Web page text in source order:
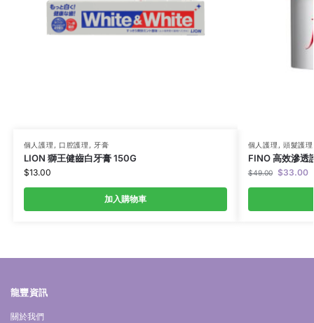
個人護理 , 口腔護理 , 牙膏
LION 獅王健齒白牙膏 150G
$13.00
加入購物車
個人護理 , 頭髮護理
FINO 高效滲透
$49.00 $33.00
龍豐資訊
關於我們